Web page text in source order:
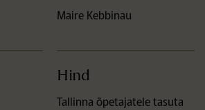
Maire Kebbinau
Hind
Tallinna õpetajatele tasuta